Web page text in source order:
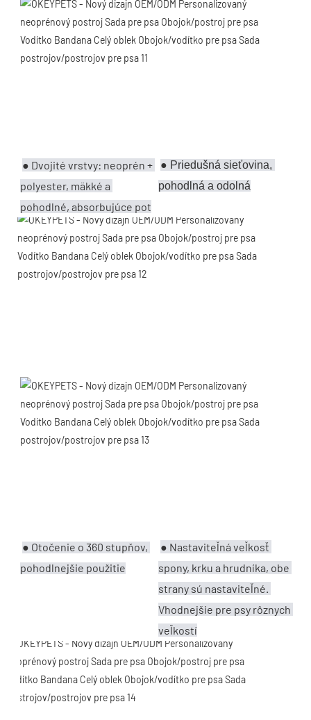
● Dvojité vrstvy: neoprén +
polyester, mäkké a
pohodlné, absorbujúce pot
● Priedušná sieťovina,
pohodlná a odolná
● Otočenie o 360 stupňov,
pohodlnejšie použitie
● Nastaviteľná veľkosť
spony, krku a hrudníka, obe
strany sú nastaviteľné.
Vhodnejšie pre psy rôznych
veľkostí